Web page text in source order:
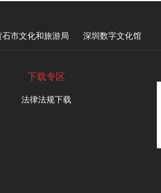
石市文化和旅游局 深圳数字文化馆
下载专区
法律法规下载